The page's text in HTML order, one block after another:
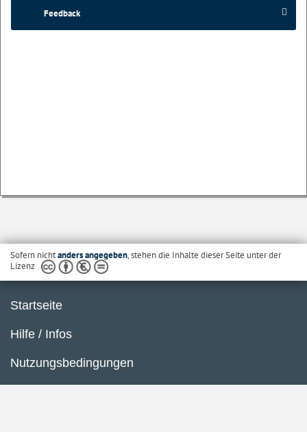
Feedback
Sofern nichtanders angegeben, stehen die Inhalte dieser Seite unter der
Lizenz
Startseite
Hilfe / Infos
Nutzungsbedingungen